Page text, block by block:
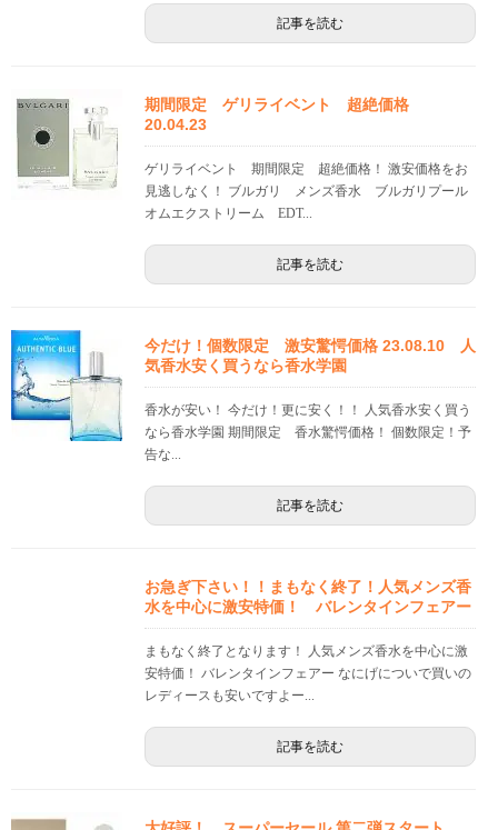
記事を読む
期間限定 ゲリライベント 超絶価格
20.04.23
ゲリライベント 期間限定 超絶価格！ 激安価格をお
見逃しなく！ ブルガリ メンズ香水 ブルガリプール
オムエクストリーム EDT...
記事を読む
今だけ！個数限定 激安驚愕価格 23.08.10 人
気香水安く買うなら香水学園
香水が安い！ 今だけ！更に安く！！ 人気香水安く買う
なら香水学園 期間限定 香水驚愕価格！ 個数限定！予
告な...
記事を読む
お急ぎ下さい！！まもなく終了！人気メンズ香
水を中心に激安特価！ バレンタインフェアー
まもなく終了となります！ 人気メンズ香水を中心に激
安特価！ バレンタインフェアー なにげについで買いの
レディースも安いですよー...
記事を読む